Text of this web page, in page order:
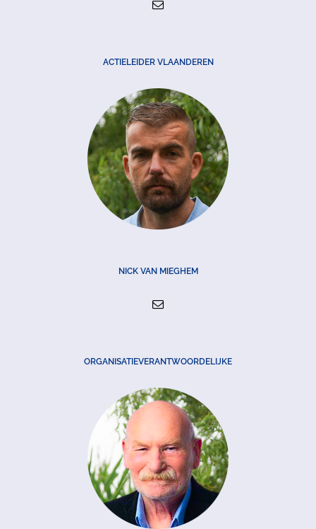
ACTIELEIDER VLAANDEREN
NICK VAN MIEGHEM
ORGANISATIEVERANTWOORDELIJKE